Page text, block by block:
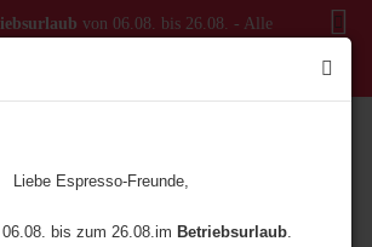
Liebe Espresso-Freunde,
bis zum 26.08.im Betriebsurlaub.
von 06.08. bis 26.08. - Alle
06.08. werden erst ab dem 27.08.